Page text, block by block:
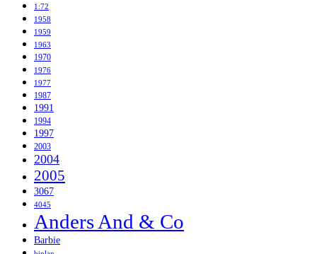
1:72
1958
1959
1963
1970
1976
1977
1987
1991
1994
1997
2003
2004
2005
3067
4045
Anders And & Co
Barbie